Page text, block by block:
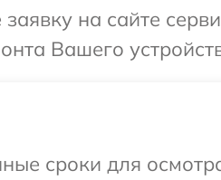
на сайте
Вашего
сроки для